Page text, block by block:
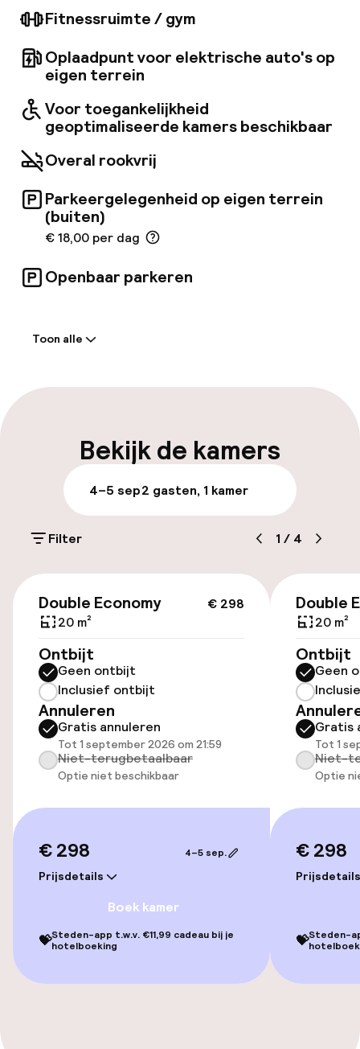
gasten uit in de elegante omgeving van de
en voorzien van up-to-date faciliteiten voor
het gemak van de bezoekers. Het hotel biedt
het vermaak van de gasten.
Fitnessruimte / gym
Oplaadpunt voor elektrische auto's op
eigen terrein
Voor toegankelijkheid
geoptimaliseerde kamers beschikbaar
Overal rookvrij
Parkeergelegenheid op eigen terrein
(buiten)
€ 18,00 per dag
Openbaar parkeren
Express check-out mogelijk
Bagageruimte
Parkeren & mobiliteit
(buiten)
€ 18,00 per dag
Oplaadpunt elektrische auto op
locatie
Luchthavenshuttle
Toegankelijkheid
Lift
Voor toegankelijkheid
geoptimaliseerde kamers beschikbaar
Kamers
Toon alle
Bekijk de kamers
4–5 sep2 gasten, 1 kamer
Filter 1 / 4
€ 298
Double Economy
20 m²
Ontbijt
Geen ontbijt
Inclusief ontbijt
Annuleren
Gratis annuleren
Tot 1 september 2026 om 21:59
Niet-terugbetaalbaar
Optie niet beschikbaar
€ 298
Prijsdetails
4–5 sep.
Boek kamer
💝Steden-app t.w.v. €11,99 cadeau bij je
hotelboeking
Double
20 m²
Ontbijt
Geen
Gratis
Tot 1
Niet-
Optie
€ 298
Prijsdetails
💝Steden-